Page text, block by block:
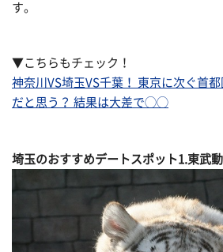
す。
▼こちらもチェック！
神奈川VS埼玉VS千葉！ 東京に次ぐ首
だと思う？ 結果は大差で◯◯
埼玉のおすすめデートスポット1.東武